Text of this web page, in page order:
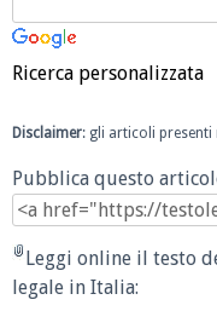
Ricerca personalizzata
Disclaimer: gli articoli
Pubblica questo
Leggi online il testo
legale in Italia: